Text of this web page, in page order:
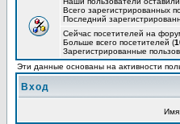
Всего зарегистрированных
Последний
Сейчас посетителей на
Больше всего посетителей (
Зарегистрированные
Эти данные основаны на активности
Вход
Имя: